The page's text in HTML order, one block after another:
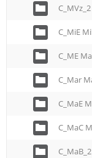
C_MiE
C_ME
C_Mar
C_MaE
C_MaC